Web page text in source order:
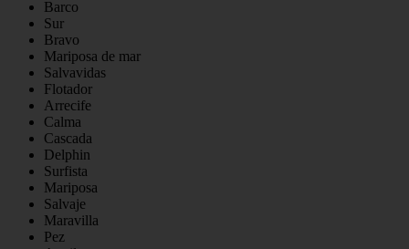
Barco
Sur
Bravo
Mariposa de mar
Salvavidas
Flotador
Arrecife
Calma
Cascada
Delphin
Surfista
Mariposa
Salvaje
Maravilla
Pez